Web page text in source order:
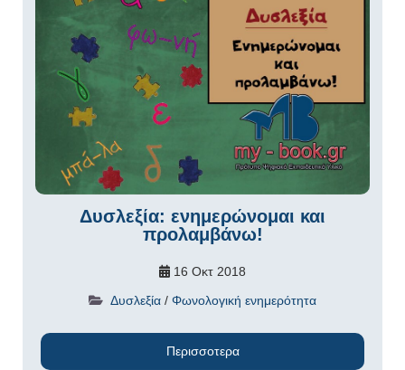
Δυσλεξία: ενημερώνομαι και
προλαμβάνω!
16 Οκτ 2018
Δυσλεξία / Φωνολογική ενημερότητα
Περισσοτερα